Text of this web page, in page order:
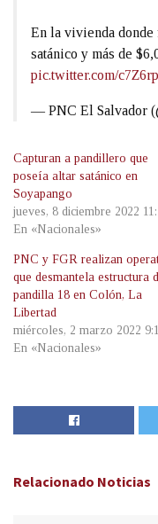
En la vivienda donde
satánico y más de
pic.twitter.com/
— PNC El Salvador
Capturan a pandillero que
poseía altar satánico en
Soyapango
jueves, 8 diciembre 2022
En «Nacionales»
PNC y FGR realizan
que desmantela estructura
pandilla 18 en Colón, La
Libertad
miércoles, 2 marzo 2022
En «Nacionales»
Relacionado Noticias